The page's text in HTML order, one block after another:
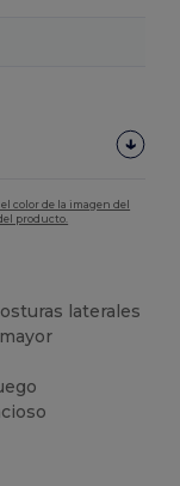
color de la imagen del
producto.
laterales